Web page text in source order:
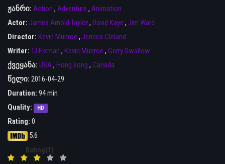
ჟანრი: Action , Adventure , Animation
Actor: James Arnold Taylor, David Kaye , Jim Ward
Director: Kevin Munroe , Jericca Cleland
Writer: TJ Fixman , Kevin Munroe , Gerry Swallow
ქვეყანა: USA, Hong kong , Canada
წელი: 2016-04-29
Duration: 94 min
Quality:
HD
Rating: 0
5.6
Rating(1)